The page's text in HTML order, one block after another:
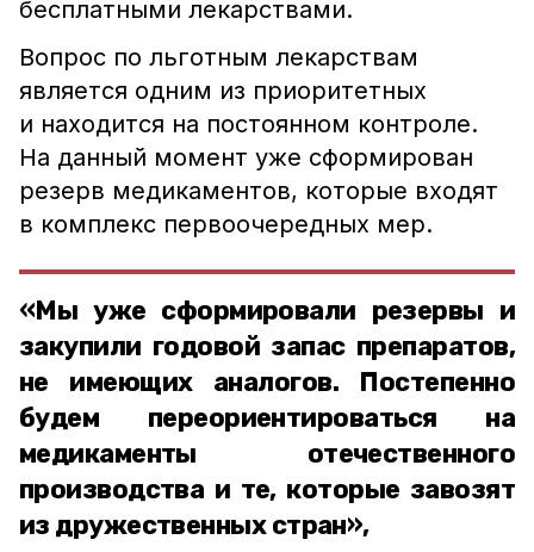
бесплатными лекарствами.
Вопрос по льготным лекарствам
является одним из приоритетных
и находится на постоянном контроле.
На данный момент уже сформирован
резерв медикаментов, которые входят
в комплекс первоочередных мер.
«Мы уже сформировали резервы и
закупили годовой запас препаратов,
не имеющих аналогов. Постепенно
будем переориентироваться на
медикаменты отечественного
производства и те, которые завозят
из дружественных стран»,